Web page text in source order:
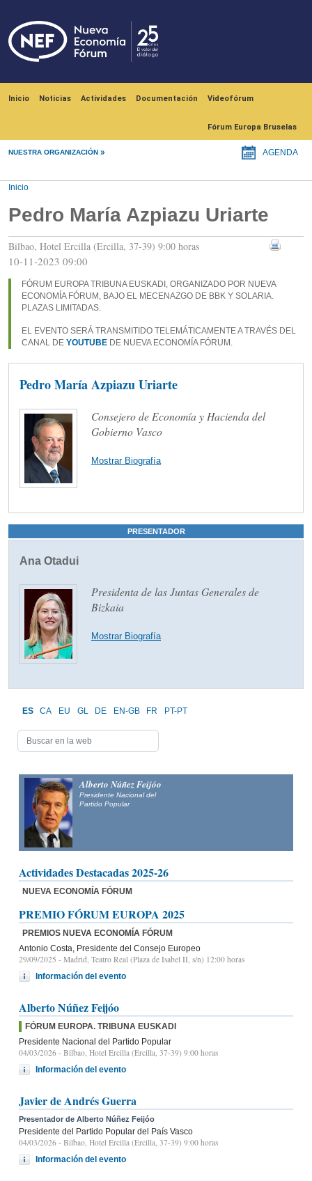
Inicio Noticias Actividades Documentación Videofórum
Fórum Europa Bruselas
NUESTRA ORGANIZACIÓN AGENDA
Inicio
Pedro María Azpiazu Uriarte
Bilbao, Hotel Ercilla (Ercilla, 37-39) 9:00 horas
10-11-2023 09:00
FÓRUM EUROPA TRIBUNA EUSKADI, ORGANIZADO POR NUEVA
ECONOMÍA FÓRUM, BAJO EL MECENAZGO DE BBK Y SOLARIA.
PLAZAS LIMITADAS.
EL EVENTO SERÁ TRANSMITIDO TELEMÁTICAMENTE A TRAVÉS DEL
CANAL DE YOUTUBE DE NUEVA ECONOMÍA FÓRUM.
Pedro María Azpiazu Uriarte
Consejero de Economía y Hacienda del
Gobierno Vasco
Mostrar Biografía
PRESENTADOR
Ana Otadui
Presidenta de las Juntas Generales de
Bizkaia
Mostrar Biografía
ES CA EU GL DE EN-GB FR PT-PT
Alberto Núñez Feijóo
Presidente Nacional del
Partido Popular
Actividades Destacadas 2025-26
NUEVA ECONOMÍA FÓRUM
PREMIO FÓRUM EUROPA 2025
PREMIOS NUEVA ECONOMÍA FÓRUM
Antonio Costa, Presidente del Consejo Europeo
29/09/2025 - Madrid, Teatro Real (Plaza de Isabel II, s/n) 12:00 horas
Información del evento
Alberto Núñez Feijóo
FÓRUM EUROPA. TRIBUNA EUSKADI
Presidente Nacional del Partido Popular
04/03/2026 - Bilbao, Hotel Ercilla (Ercilla, 37-39) 9:00 horas
Información del evento
Javier de Andrés Guerra
Presentador de Alberto Núñez Feijóo
Presidente del Partido Popular del País Vasco
04/03/2026 - Bilbao, Hotel Ercilla (Ercilla, 37-39) 9:00 horas
Información del evento